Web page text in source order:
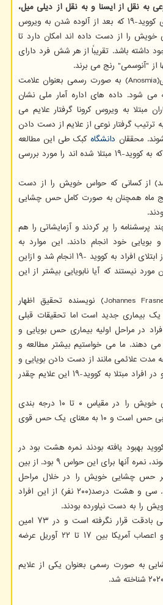
نقل از ایسنا و به نقل از دیلی میل،
بیماران بهبود یافته از بیماری کووید-۱۹ که بعد از آلوده شدن به ویروس
را از دست داده اند امکان دارد تا
داشته باشد. تقریباً از هر شش فرد دارای
نابویایی یا کربویی یا آنوسمی(Anosmia) به صورت رسمی بعنوان علامت
می شود. داده های اداره آمار ملی نشان
مبتلا به ویروس کرونا گرفتار علایم می
درصد آنها به ترتیب گرفتار نوعی از علایم از دست دادن
محققان دانشگاه کبک طی این مطالعه
۸۱۳ نفر از کارکنان بهداشتی که به کووید-۱۹ مبتلا شده اند را مورد بررسی
یک سوم(۳۸ درصد) از کسانی که حواس خویش را از دست
ماه همچنان به صورت کامل حس چشایی
پرسشنامه را پر کردند و آزمایشاتی را هم
خود انجام دادند. این موارد به
صورت متوسط ​​پنج ماه بعد از ابتلای افراد به کووید -۱۹ انجام شد و ازاین
نیستند که آیا نابویایی بیشتر از این
دکتر "یوهانس فراسنلی"(Johannes Frasnelli) نویسنده تحقیق اظهار
داشت: در حالیکه کووید-۱۹ یک بیماری جدید است اما تحقیقات قبلی
در مراحل اولیه بیماری حس بویایی و
ما می خواستیم بیشتر مطالعه و
مدت علائمی مانند از دست دادن بویایی و
چشایی در افراد ادامه دارد و در افراد مبتلا به کووید-۱۹ این علایم چقدر
افراد حس بویایی و چشایی خویش را در مقیاس ۰ تا ۱۰ درجه بندی
کردند و صفر به معنای کاملاً بی حس است و ۱۰ به معنای یک حس قوی
بهبود یافته بودند نمره هشت بود در
حالیکه پیش از اینکه بیمار شوند، نمره آنها برای این حواس ۹ بود. از بین
شرکت کننده، ۵۲۷ نفر حس چشایی خویش را در خلال مراحل
اولیه بیماری از دست دادند. سی و هشت درصد(۲۰۰ نفر) از این افراد
را به دست نیاورده بودند.
این مطالعه هنوز مورد بازبینی بادقت قرار نگرفته است و در ۷۳ امین
نشست سالانه آکادمی مغز و اعصاب آمریکا بین ۱۷ تا ۲۲ آوریل عرضه
به صورت رسمی بعنوان یکی از علایم